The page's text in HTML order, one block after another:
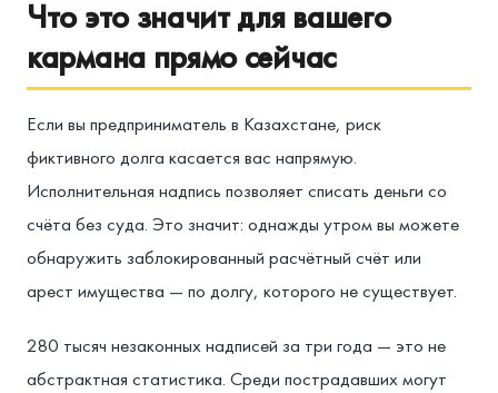
Что это значит для вашего
кармана прямо сейчас
Если вы предприниматель в Казахстане, риск
фиктивного долга касается вас напрямую.
Исполнительная надпись позволяет списать деньги со
счёта без суда. Это значит: однажды утром вы можете
обнаружить заблокированный расчётный счёт или
арест имущества — по долгу, которого не существует.
280 тысяч незаконных надписей за три года — это не
абстрактная статистика. Среди пострадавших могут